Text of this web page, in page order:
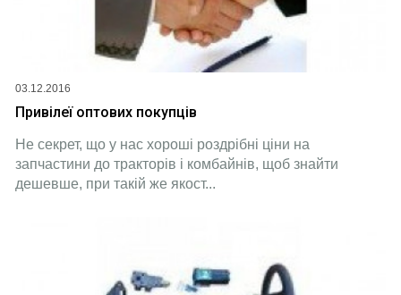
03.12.2016
Привілеї оптових покупців
Не секрет, що у нас хороші роздрібні ціни на
запчастини до тракторів і комбайнів, щоб знайти
дешевше, при такій же якост...